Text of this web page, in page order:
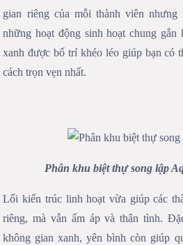
gian riêng của mỗi thành viên
những hoạt động sinh hoạt chung
xanh được bố trí khéo léo giúp bạn có
cách trọn vẹn nhất.
Phân khu biệt thự song lập
Lối kiến trúc linh hoạt vừa giúp các
riêng, mà vẫn ấm áp và thân tình.
không gian xanh, yên bình còn giúp